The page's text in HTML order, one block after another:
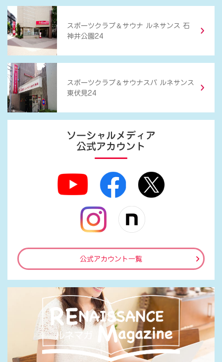
スポーツクラブ ＆ サウナ ルネサンス 石
神井公園24
スポーツクラブ ＆ サウナスパ ルネサンス
東伏見24
ソーシャルメディア
公式アカウント
公式アカウント一覧